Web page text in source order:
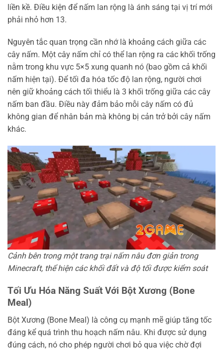
liền kề. Điều kiện để nấm lan rộng là ánh sáng tại vị trí mới
phải nhỏ hơn 13.
Nguyên tắc quan trọng cần nhớ là khoảng cách giữa các
cây nấm. Một cây nấm chỉ có thể lan rộng ra các khối trống
nằm trong khu vực 5×5 xung quanh nó (bao gồm cả khối
nấm hiện tại). Để tối đa hóa tốc độ lan rộng, người chơi
nên giữ khoảng cách tối thiểu là 3 khối trống giữa các cây
nấm ban đầu. Điều này đảm bảo mỗi cây nấm có đủ
không gian để nhân bản mà không bị cản trở bởi cây nấm
khác.
Cảnh bên trong một trang trại nấm nâu đơn giản trong
Minecraft, thể hiện các khối đất và độ tối được kiểm soát
Tối Ưu Hóa Năng Suất Với Bột Xương (Bone
Meal)
Bột Xương (Bone Meal) là công cụ mạnh mẽ giúp tăng tốc
đáng kể quá trình thu hoạch nấm nâu. Khi được sử dụng
đúng cách, nó cho phép người chơi bỏ qua việc chờ đợi